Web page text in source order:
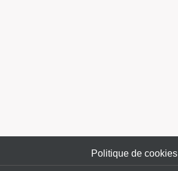
Politique de cookies